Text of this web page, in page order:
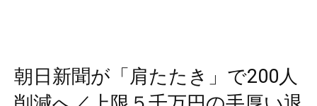
朝日新聞が「肩たたき」で200人